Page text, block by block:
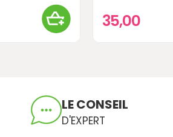
35,00
LE CONSEIL
D'EXPERT